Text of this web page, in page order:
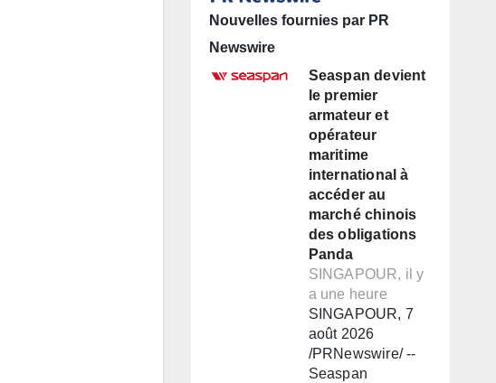
Nouvelles fournies par PR
Newswire
Seaspan devient
le premier
armateur et
opérateur
maritime
international à
accéder au
marché chinois
des obligations
Panda
SINGAPOUR, il y
a une heure
SINGAPOUR, 7
août 2026
/PRNewswire/ --
Seaspan